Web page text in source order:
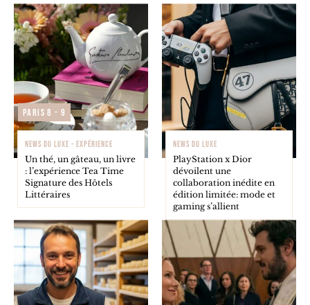
Paris 8 - 9
NEWS DU LUXE - EXPÉRIENCE
Un thé, un gâteau, un livre
: l’expérience Tea Time
Signature des Hôtels
Littéraires
NEWS DU LUXE
PlayStation x Dior
dévoilent une
collaboration inédite en
édition limitée: mode et
gaming s’allient